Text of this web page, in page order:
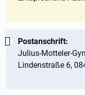
Wichtig:
Postanschrift:
Julius-Motteler-
Lindenstraße 6,